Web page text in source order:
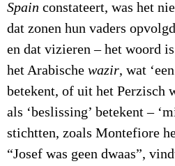
Spain constateert, was het
dat zonen hun vaders
en dat vizieren – het woord
het Arabische wazir, wat
betekent, of uit het Perzisch
als ‘beslissing’ betekent –
stichtten, zoals Montefiore
“Josef was geen dwaas”,